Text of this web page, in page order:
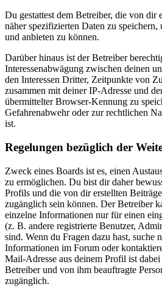
Du gestattest dem Betreiber, die von dir
näher spezifizierten Daten zu speichern,
und anbieten zu können.
Darüber hinaus ist der Betreiber
Interessenabwägung zwischen deinen
den Interessen Dritter, Zeitpunkte von
zusammen mit deiner IP-Adresse und
übermittelter Browser-Kennung zu
Gefahrenabwehr oder zur rechtlichen
ist.
Regelungen bezüglich der
Zweck eines Boards ist es, einen
zu ermöglichen. Du bist dir daher
Profils und die von dir erstellten
zugänglich sein können. Der Betreiber
einzelne Informationen nur für einen
(z. B. andere registrierte Benutzer,
sind. Wenn du Fragen dazu hast, suche
Informationen im Forum oder
Mail-Adresse aus deinem Profil ist
Betreiber und von ihm beauftragte
zugänglich.